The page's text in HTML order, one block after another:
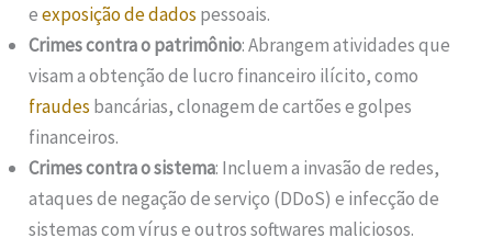
eexposição de dados pessoais.
Crimes contra o patrimônio: Abrangem atividades que
visam a obtenção de lucro financeiro ilícito, como
fraudes bancárias, clonagem de cartões e golpes
financeiros.
Crimes contra o sistema: Incluem a invasão de redes,
ataques de negação de serviço (DDoS) e infecção de
sistemas com vírus e outros softwares maliciosos.